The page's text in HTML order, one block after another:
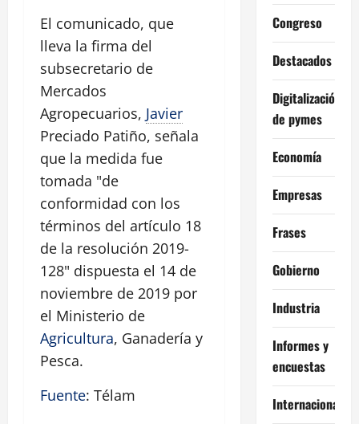
El comunicado, que
lleva la firma del
subsecretario de
Mercados
Agropecuarios, Javier
Preciado Patiño, señala
que la medida fue
tomada "de
conformidad con los
términos del artículo 18
de la resolución 2019-
128" dispuesta el 14 de
noviembre de 2019 por
el Ministerio de
Agricultura, Ganadería y
Pesca.
Fuente: Télam
Congreso
Destacados
Digitalización
de pymes
Economía
Empresas
Frases
Gobierno
Industria
Informes y
encuestas
Internacional